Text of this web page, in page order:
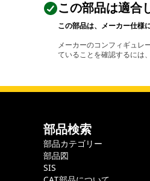
この部品は適合
この部品は、メーカー仕様
メーカーのコンフィギュレ
ていることを確認するには
部品検索
部品カテゴリー
部品図
SIS